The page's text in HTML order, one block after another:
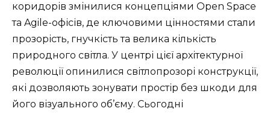
коридорів змінилися концепціями Open Space
та Agile-офісів, де ключовими цінностями стали
прозорість, гнучкість та велика кількість
природного світла. У центрі цієї архітектурної
революції опинилися світлопрозорі конструкції,
які дозволяють зонувати простір без шкоди для
його візуального об’єму. Сьогодні